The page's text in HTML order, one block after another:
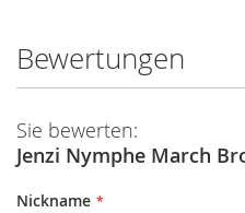
Bewertungen
Sie bewerten:
Jenzi Nymphe
Nickname